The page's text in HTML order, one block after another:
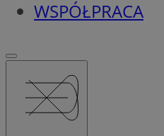
WSPÓŁPRACA